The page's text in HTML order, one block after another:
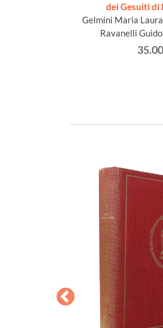
dei Gesuiti di
Gelmini Maria
Ravanelli